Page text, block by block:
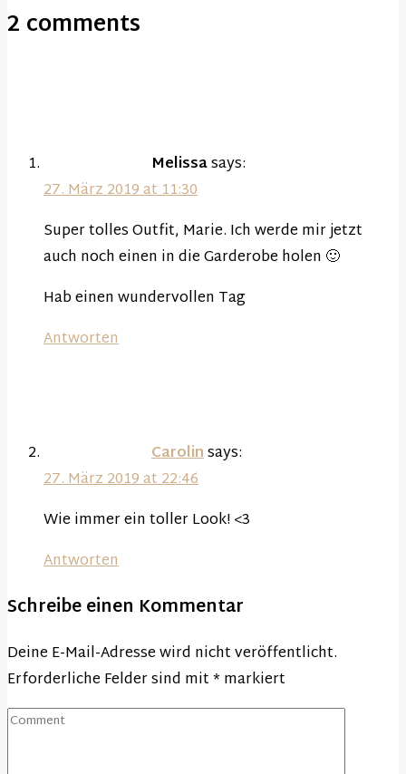
2 comments
Melissasays:
27. März 2019 at 11:30
Super tolles Outfit, Marie. Ich werde mir jetzt
auch noch einen in die Garderobe holen 🙂
Hab einen wundervollen Tag
Antworten
Carolinsays:
27. März 2019 at 22:46
Wie immer ein toller Look! <3
Antworten
Schreibe einen Kommentar
Deine E-Mail-Adresse wird nicht veröffentlicht.
Erforderliche Felder sind mit*markiert